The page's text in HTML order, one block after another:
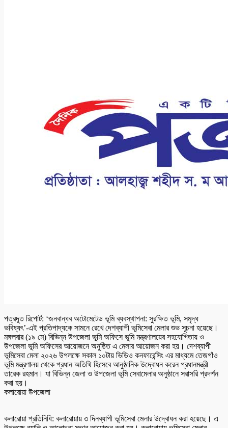
পত্রদূত রিপোর্ট: ‘জনবান্ধব অটোমেটেড ভূমি ব্যবস্থাপনা: সুরক্ষিত ভূমি, সমৃদ্ধ
ভবিষ্যৎ’-এই প্রতিপাদ্যকে সামনে রেখে দেশব্যাপী ভূমিসেবা মেলার শুভ সূচনা হয়েছে।
মঙ্গলবার (১৯ মে) বিভিন্ন উপজেলা ভূমি অফিসে ভূমি মন্ত্রণালয়ের সহযোগিতায় ও
উপজেলা ভূমি অফিসের আয়োজনে অনুষ্ঠিত এ মেলার আয়োজন করা হয়। দেশব্যাপী
ভূমিসেবা মেলা ২০২৬ উপলক্ষে সকাল ১০টায় ভিডিও কনফারেন্সিং এর মাধ্যমে তেজগাঁও
ভূমি মন্ত্রণালয় থেকে প্রধান অতিথি হিসেবে আনুষ্ঠানিক উদ্বোধন করেন প্রধানমন্ত্রী
তারেক রহমান। যা বিভিন্ন জেলা ও উপজেলা ভূমি সেবামেলার অনুষ্ঠানে সরাসরি প্রদর্শন
করা হয়।
কলারোয়া উপজেলা
কলারোয়া প্রতিনিধি: কলারোয়ায় ৩ দিনব্যাপী ভূমিসেবা মেলার উদ্বোধন করা হয়েছে। এ